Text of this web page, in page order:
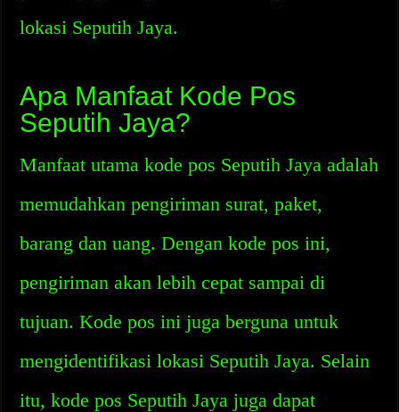
lokasi Seputih Jaya.
Apa Manfaat Kode Pos
Seputih Jaya?
Manfaat utama kode pos Seputih Jaya adalah
memudahkan pengiriman surat, paket,
barang dan uang. Dengan kode pos ini,
pengiriman akan lebih cepat sampai di
tujuan. Kode pos ini juga berguna untuk
mengidentifikasi lokasi Seputih Jaya. Selain
itu, kode pos Seputih Jaya juga dapat